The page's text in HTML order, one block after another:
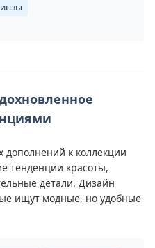
к коллекции
тенденции красоты,
детали. Дизайн
ищут модные, но удобные